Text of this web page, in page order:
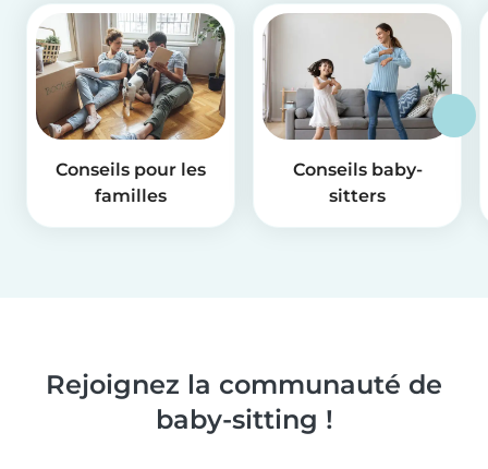
Conseils pour les
familles
Conseils baby-
sitters
Rejoignez la communauté de
baby-sitting !